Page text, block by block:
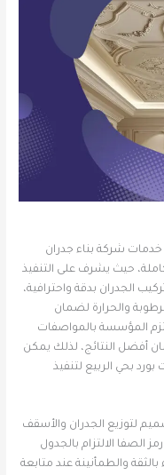
خدمات شركة بناء جدران
حيث يشرف على التنفيذ
الجدران بدقة واحترافية،
والحرارة لضمان
المؤسسة بالمواصفات
أفضل النتائج، لذلك يمكن
بحي الربيع لتنفيذ
لتوزيع الجدران والأسقف
الالتزام بالجدول
والطمأنينة عند متابعة